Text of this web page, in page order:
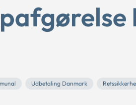
Udbetaling Danmark